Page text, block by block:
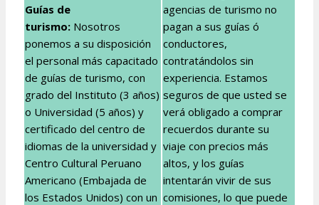
Guías de
turismo: Nosotros
ponemos a su disposición
el personal más capacitado
de guías de turismo, con
grado del Instituto (3 años)
o Universidad (5 años) y
certificado del centro de
idiomas de la universidad y
Centro Cultural Peruano
Americano (Embajada de
los Estados Unidos) con un
agencias de turismo no
pagan a sus guías ó
conductores,
contratándolos sin
experiencia. Estamos
seguros de que usted se
verá obligado a comprar
recuerdos durante su
viaje con precios más
altos, y los guías
intentarán vivir de sus
comisiones, lo que puede